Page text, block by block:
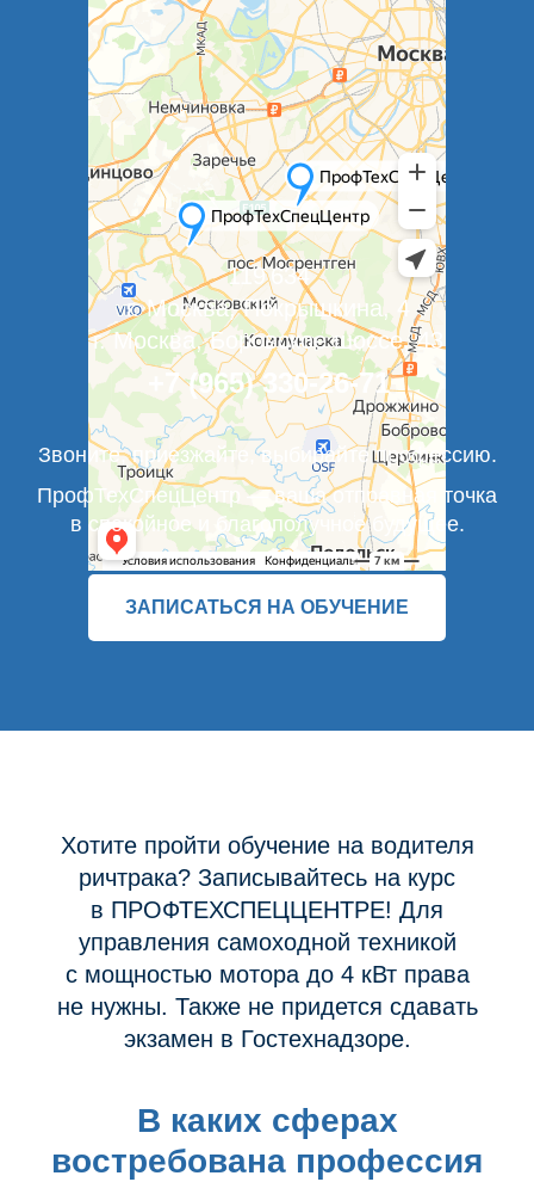
119 634
г. Москва, Покрышкина, 4
г. Москва, Боровское шоссе, 43
+7 (965) 330-26-71
ЗАПИСАТЬСЯ НА ОБУЧЕНИЕ
ПрофТехСпецЦентр — ваша отправная точка
в спокойное и благополучное будущее.
Звоните, приезжайте, выбирайте профессию.
Хотите пройти обучение на водителя
ричтрака? Записывайтесь на курс
в ПРОФТЕХСПЕЦЦЕНТРЕ! Для
управления самоходной техникой
с мощностью мотора до 4 кВт права
не нужны. Также не придется сдавать
экзамен в Гостехнадзоре.
В каких сферах
востребована профессия